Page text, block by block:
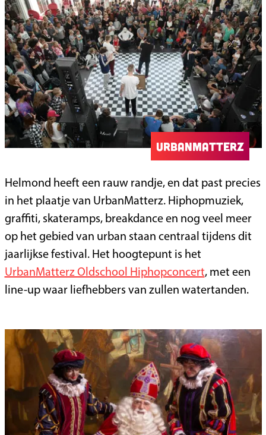
UrbanMatterz
Helmond heeft een rauw randje, en dat past precies
in het plaatje van UrbanMatterz. Hiphopmuziek,
graffiti, skateramps, breakdance en nog veel meer
op het gebied van urban staan centraal tijdens dit
jaarlijkse festival. Het hoogtepunt is het
UrbanMatterz Oldschool Hiphopconcert, met een
line-up waar liefhebbers van zullen watertanden.